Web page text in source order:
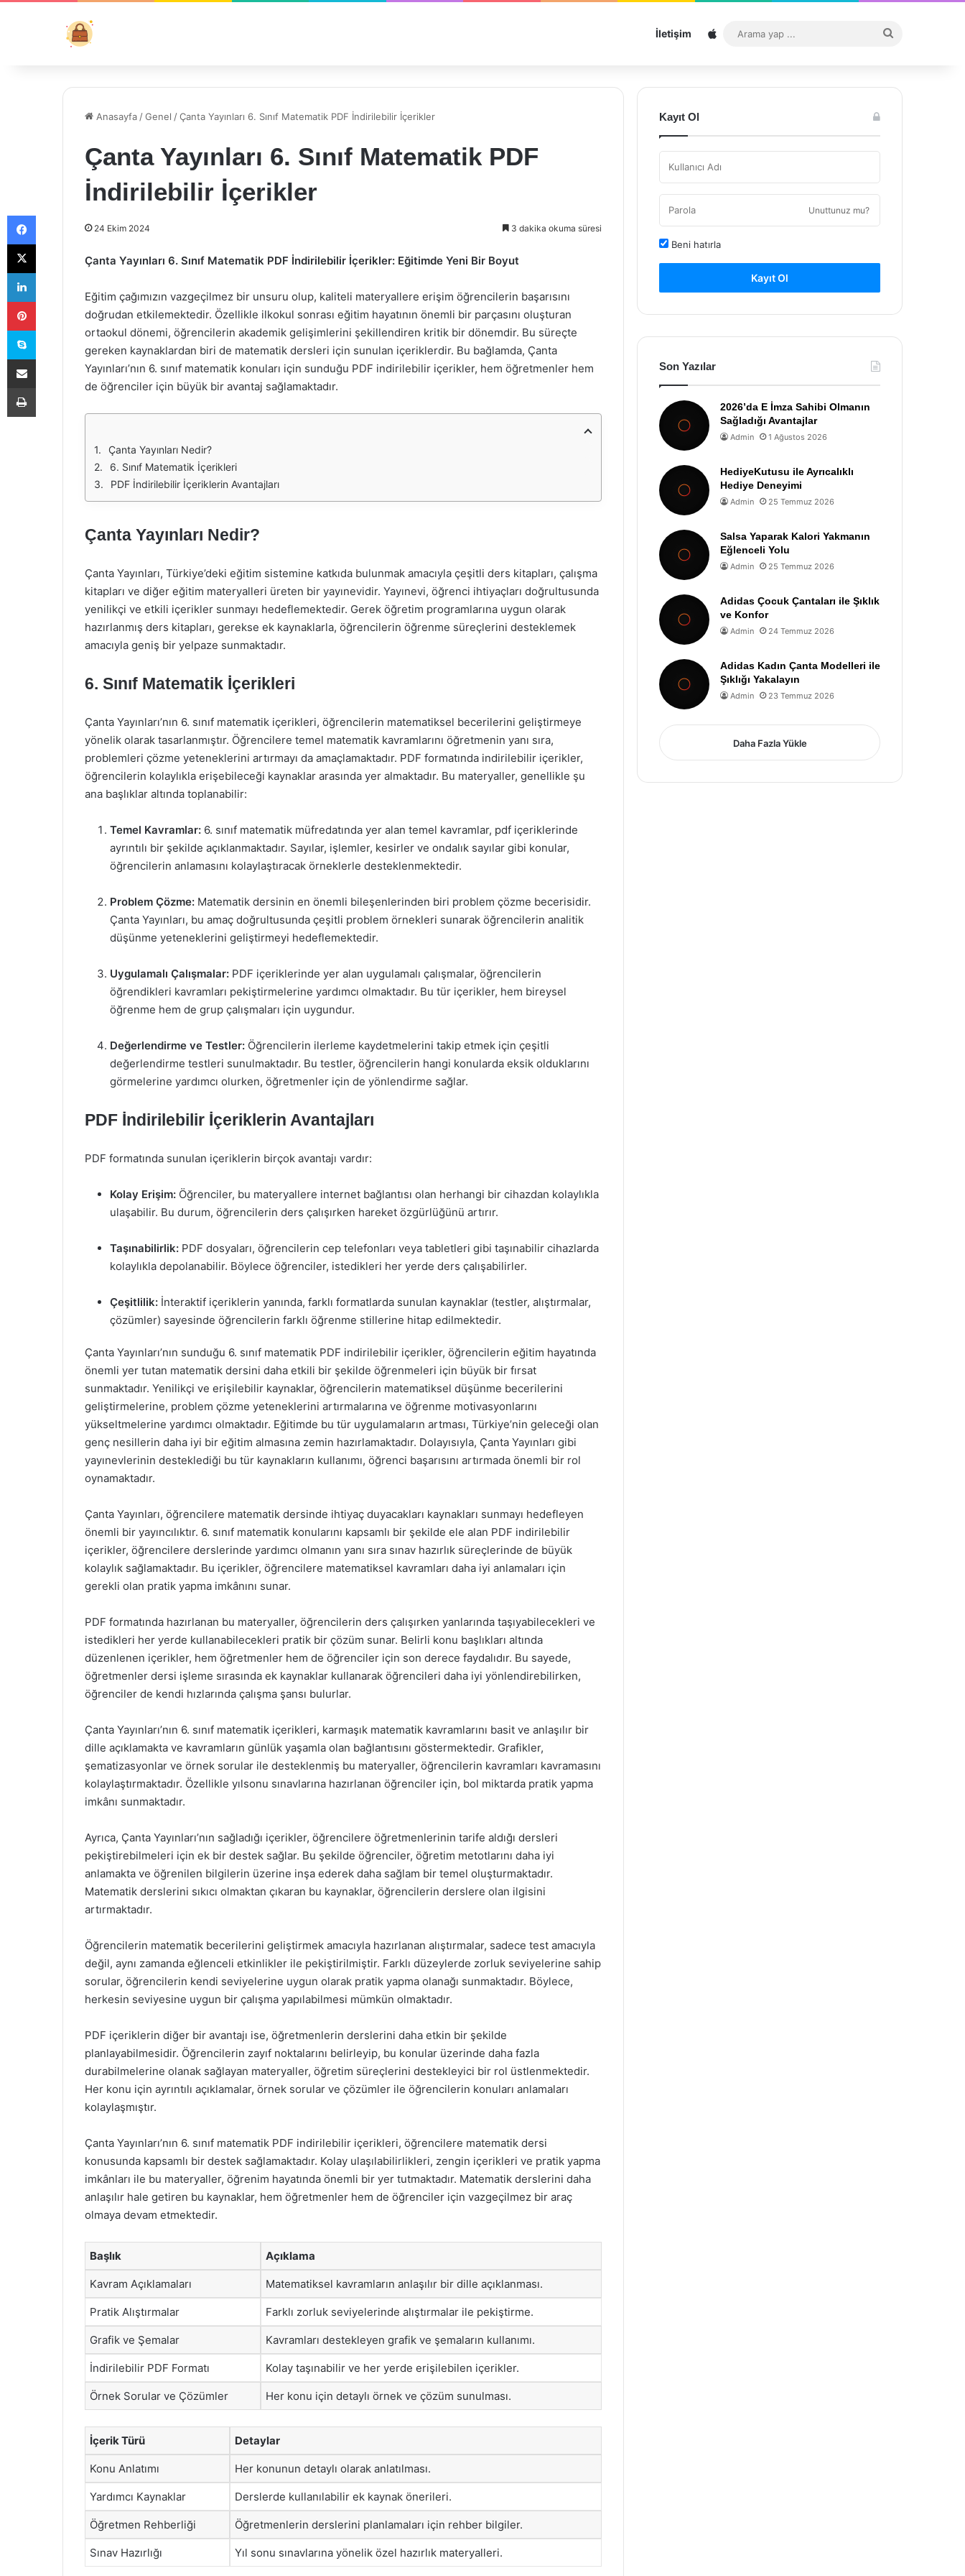
İletişim Sitemap
...
Anasayfa /Genel /Çanta Yayınları 6. Sınıf Matematik PDF İndirilebilir İçerikler
Çanta Yayınları 6. Sınıf Matematik PDF
İndirilebilir İçerikler
24 Ekim 2024 3 dakika okuma süresi
Çanta Yayınları 6. Sınıf Matematik PDF İndirilebilir İçerikler: Eğitimde Yeni Bir Boyut
Eğitim çağımızın vazgeçilmez bir unsuru olup, kaliteli materyallere erişim öğrencilerin başarısını
doğrudan etkilemektedir. Özellikle ilkokul sonrası eğitim hayatının önemli bir parçasını oluşturan
ortaokul dönemi, öğrencilerin akademik gelişimlerini şekillendiren kritik bir dönemdir. Bu süreçte
gereken kaynaklardan biri de matematik dersleri için sunulan içeriklerdir. Bu bağlamda, Çanta
Yayınları’nın 6. sınıf matematik konuları için sunduğu PDF indirilebilir içerikler, hem öğretmenler hem
de öğrenciler için büyük bir avantaj sağlamaktadır.
Çanta Yayınları Nedir?
6. Sınıf Matematik İçerikleri
PDF İndirilebilir İçeriklerin Avantajları
Çanta Yayınları Nedir?
Çanta Yayınları, Türkiye’deki eğitim sistemine katkıda bulunmak amacıyla çeşitli ders kitapları, çalışma
kitapları ve diğer eğitim materyalleri üreten bir yayınevidir. Yayınevi, öğrenci ihtiyaçları doğrultusunda
yenilikçi ve etkili içerikler sunmayı hedeflemektedir. Gerek öğretim programlarına uygun olarak
hazırlanmış ders kitapları, gerekse ek kaynaklarla, öğrencilerin öğrenme süreçlerini desteklemek
amacıyla geniş bir yelpaze sunmaktadır.
6. Sınıf Matematik İçerikleri
Çanta Yayınları’nın 6. sınıf matematik içerikleri, öğrencilerin matematiksel becerilerini geliştirmeye
yönelik olarak tasarlanmıştır. Öğrencilere temel matematik kavramlarını öğretmenin yanı sıra,
problemleri çözme yeteneklerini artırmayı da amaçlamaktadır. PDF formatında indirilebilir içerikler,
öğrencilerin kolaylıkla erişebileceği kaynaklar arasında yer almaktadır. Bu materyaller, genellikle şu
ana başlıklar altında toplanabilir:
Temel Kavramlar: 6. sınıf matematik müfredatında yer alan temel kavramlar, pdf içeriklerinde
ayrıntılı bir şekilde açıklanmaktadır. Sayılar, işlemler, kesirler ve ondalık sayılar gibi konular,
öğrencilerin anlamasını kolaylaştıracak örneklerle desteklenmektedir.
Problem Çözme: Matematik dersinin en önemli bileşenlerinden biri problem çözme becerisidir.
Çanta Yayınları, bu amaç doğrultusunda çeşitli problem örnekleri sunarak öğrencilerin analitik
düşünme yeteneklerini geliştirmeyi hedeflemektedir.
Uygulamalı Çalışmalar: PDF içeriklerinde yer alan uygulamalı çalışmalar, öğrencilerin
öğrendikleri kavramları pekiştirmelerine yardımcı olmaktadır. Bu tür içerikler, hem bireysel
öğrenme hem de grup çalışmaları için uygundur.
Değerlendirme ve Testler: Öğrencilerin ilerleme kaydetmelerini takip etmek için çeşitli
değerlendirme testleri sunulmaktadır. Bu testler, öğrencilerin hangi konularda eksik olduklarını
görmelerine yardımcı olurken, öğretmenler için de yönlendirme sağlar.
PDF İndirilebilir İçeriklerin Avantajları
PDF formatında sunulan içeriklerin birçok avantajı vardır:
Kolay Erişim: Öğrenciler, bu materyallere internet bağlantısı olan herhangi bir cihazdan kolaylıkla
ulaşabilir. Bu durum, öğrencilerin ders çalışırken hareket özgürlüğünü artırır.
Taşınabilirlik: PDF dosyaları, öğrencilerin cep telefonları veya tabletleri gibi taşınabilir cihazlarda
kolaylıkla depolanabilir. Böylece öğrenciler, istedikleri her yerde ders çalışabilirler.
Çeşitlilik: İnteraktif içeriklerin yanında, farklı formatlarda sunulan kaynaklar (testler, alıştırmalar,
çözümler) sayesinde öğrencilerin farklı öğrenme stillerine hitap edilmektedir.
Çanta Yayınları’nın sunduğu 6. sınıf matematik PDF indirilebilir içerikler, öğrencilerin eğitim hayatında
önemli yer tutan matematik dersini daha etkili bir şekilde öğrenmeleri için büyük bir fırsat
sunmaktadır. Yenilikçi ve erişilebilir kaynaklar, öğrencilerin matematiksel düşünme becerilerini
geliştirmelerine, problem çözme yeteneklerini artırmalarına ve öğrenme motivasyonlarını
yükseltmelerine yardımcı olmaktadır. Eğitimde bu tür uygulamaların artması, Türkiye’nin geleceği olan
genç nesillerin daha iyi bir eğitim almasına zemin hazırlamaktadır. Dolayısıyla, Çanta Yayınları gibi
yayınevlerinin desteklediği bu tür kaynakların kullanımı, öğrenci başarısını artırmada önemli bir rol
oynamaktadır.
Çanta Yayınları, öğrencilere matematik dersinde ihtiyaç duyacakları kaynakları sunmayı hedefleyen
önemli bir yayıncılıktır. 6. sınıf matematik konularını kapsamlı bir şekilde ele alan PDF indirilebilir
içerikler, öğrencilere derslerinde yardımcı olmanın yanı sıra sınav hazırlık süreçlerinde de büyük
kolaylık sağlamaktadır. Bu içerikler, öğrencilere matematiksel kavramları daha iyi anlamaları için
gerekli olan pratik yapma imkânını sunar.
PDF formatında hazırlanan bu materyaller, öğrencilerin ders çalışırken yanlarında taşıyabilecekleri ve
istedikleri her yerde kullanabilecekleri pratik bir çözüm sunar. Belirli konu başlıkları altında
düzenlenen içerikler, hem öğretmenler hem de öğrenciler için son derece faydalıdır. Bu sayede,
öğretmenler dersi işleme sırasında ek kaynaklar kullanarak öğrencileri daha iyi yönlendirebilirken,
öğrenciler de kendi hızlarında çalışma şansı bulurlar.
Çanta Yayınları’nın 6. sınıf matematik içerikleri, karmaşık matematik kavramlarını basit ve anlaşılır bir
dille açıklamakta ve kavramların günlük yaşamla olan bağlantısını göstermektedir. Grafikler,
şematizasyonlar ve örnek sorular ile desteklenmiş bu materyaller, öğrencilerin kavramları kavramasını
kolaylaştırmaktadır. Özellikle yılsonu sınavlarına hazırlanan öğrenciler için, bol miktarda pratik yapma
imkânı sunmaktadır.
Ayrıca, Çanta Yayınları’nın sağladığı içerikler, öğrencilere öğretmenlerinin tarife aldığı dersleri
pekiştirebilmeleri için ek bir destek sağlar. Bu şekilde öğrenciler, öğretim metotlarını daha iyi
anlamakta ve öğrenilen bilgilerin üzerine inşa ederek daha sağlam bir temel oluşturmaktadır.
Matematik derslerini sıkıcı olmaktan çıkaran bu kaynaklar, öğrencilerin derslere olan ilgisini
artırmaktadır.
Öğrencilerin matematik becerilerini geliştirmek amacıyla hazırlanan alıştırmalar, sadece test amacıyla
değil, aynı zamanda eğlenceli etkinlikler ile pekiştirilmiştir. Farklı düzeylerde zorluk seviyelerine sahip
sorular, öğrencilerin kendi seviyelerine uygun olarak pratik yapma olanağı sunmaktadır. Böylece,
herkesin seviyesine uygun bir çalışma yapılabilmesi mümkün olmaktadır.
PDF içeriklerin diğer bir avantajı ise, öğretmenlerin derslerini daha etkin bir şekilde
planlayabilmesidir. Öğrencilerin zayıf noktalarını belirleyip, bu konular üzerinde daha fazla
durabilmelerine olanak sağlayan materyaller, öğretim süreçlerini destekleyici bir rol üstlenmektedir.
Her konu için ayrıntılı açıklamalar, örnek sorular ve çözümler ile öğrencilerin konuları anlamaları
kolaylaşmıştır.
Çanta Yayınları’nın 6. sınıf matematik PDF indirilebilir içerikleri, öğrencilere matematik dersi
konusunda kapsamlı bir destek sağlamaktadır. Kolay ulaşılabilirlikleri, zengin içerikleri ve pratik yapma
imkânları ile bu materyaller, öğrenim hayatında önemli bir yer tutmaktadır. Matematik derslerini daha
anlaşılır hale getiren bu kaynaklar, hem öğretmenler hem de öğrenciler için vazgeçilmez bir araç
olmaya devam etmektedir.
Başlık Açıklama
Kavram Açıklamaları Matematiksel kavramların anlaşılır bir dille açıklanması.
Pratik Alıştırmalar Farklı zorluk seviyelerinde alıştırmalar ile pekiştirme.
Grafik ve Şemalar Kavramları destekleyen grafik ve şemaların kullanımı.
İndirilebilir PDF Formatı Kolay taşınabilir ve her yerde erişilebilen içerikler.
Örnek Sorular ve Çözümler Her konu için detaylı örnek ve çözüm sunulması.
İçerik Türü Detaylar
Konu Anlatımı Her konunun detaylı olarak anlatılması.
Yardımcı Kaynaklar Derslerde kullanılabilir ek kaynak önerileri.
Öğretmen Rehberliği Öğretmenlerin derslerini planlamaları için rehber bilgiler.
Sınav Hazırlığı Yıl sonu sınavlarına yönelik özel hazırlık materyalleri.
Kayıt Ol
Unuttunuz mu?
Beni hatırla
Kayıt Ol
Son Yazılar
2026’da E İmza Sahibi Olmanın
Sağladığı Avantajlar
Admin 1 Ağustos 2026
HediyeKutusu ile Ayrıcalıklı
Hediye Deneyimi
Admin 25 Temmuz 2026
Salsa Yaparak Kalori Yakmanın
Eğlenceli Yolu
Admin 25 Temmuz 2026
Adidas Çocuk Çantaları ile Şıklık
ve Konfor
Admin 24 Temmuz 2026
Adidas Kadın Çanta Modelleri ile
Şıklığı Yakalayın
Admin 23 Temmuz 2026
Daha Fazla Yükle
Facebook
X
LinkedIn
Pinterest
Skype
E-Posta ile paylaş